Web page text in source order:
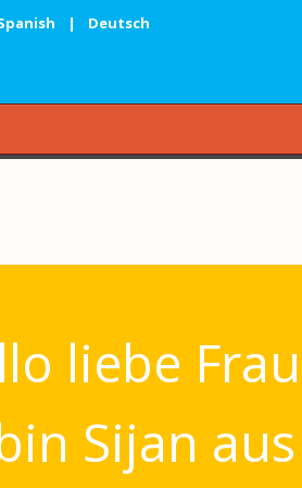
| Deutsch
liebe
Sijan